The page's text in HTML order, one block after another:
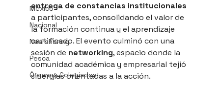
México
Nacional
Nearshoring
Pesca
Órganos Colegiados
entrega de constancias institucionales
a participantes, consolidando el valor de
la formación continua y el aprendizaje
certificado. El evento culminó con una
sesión de networking, espacio donde la
comunidad académica y empresarial tejió
sinergias orientadas a la acción.